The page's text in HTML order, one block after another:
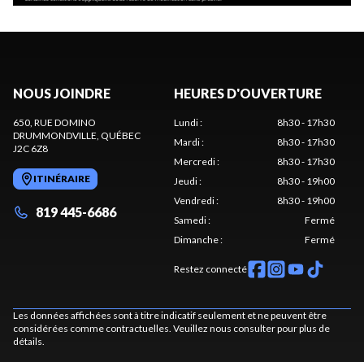
NOUS JOINDRE
650, RUE DOMINO
DRUMMONDVILLE , QUÉBEC
J2C 6Z8
ITINÉRAIRE
819 445-6686
HEURES D'OUVERTURE
Lundi:
8h30 - 17h30
Mardi:
8h30 - 17h30
Mercredi:
8h30 - 17h30
Jeudi:
8h30 - 19h00
Vendredi:
8h30 - 19h00
Samedi:
Fermé
Dimanche: Fermé
Restez connecté
Les données affichées sont à titre indicatif seulement et ne peuvent être
considérées comme contractuelles. Veuillez nous consulter pour plus de
détails.